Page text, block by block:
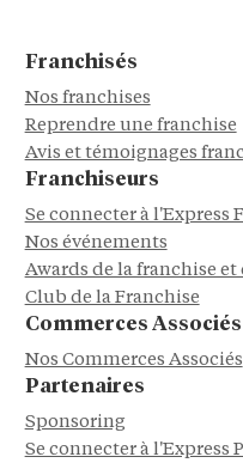
Franchisés
Nos franchises
Reprendre une franchise
Avis et témoignages
Franchiseurs
Se connecter à l'Express
Nos événements
Awards de la franchise
Club de la Franchise
Commerces Associés
Nos Commerces Associés
Partenaires
Sponsoring
Se connecter à l'Express